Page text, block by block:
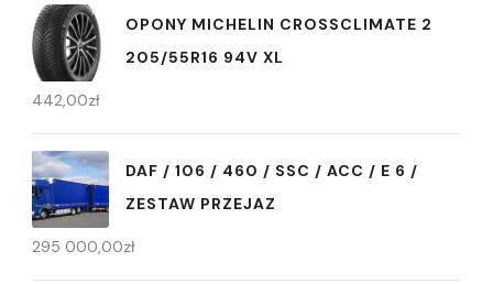
OPONY MICHELIN CROSSCLIMATE 2
205/55R16 94V XL
442,00zł
DAF / 106 / 460 / SSC / ACC / E 6 /
ZESTAW PRZEJAZ
295 000,00zł